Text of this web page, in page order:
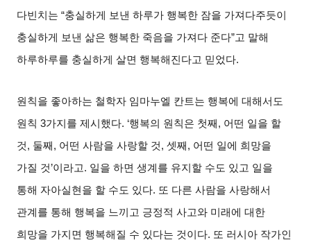
다빈치는 “충실하게 보낸 하루가 행복한 잠을 가져다주듯이
충실하게 보낸 삶은 행복한 죽음을 가져다 준다”고 말해
하루하루를 충실하게 살면 행복해진다고 믿었다.
원칙을 좋아하는 철학자 임마누엘 칸트는 행복에 대해서도
원칙 3가지를 제시했다. ‘행복의 원칙은 첫째 , 어떤 일을 할
것, 둘째 , 어떤 사람을 사랑할 것,셋째 , 어떤 일에 희망을
가질 것’이라고. 일을 하면 생계를 유지할 수도 있고 일을
통해 자아실현을 할 수도 있다. 또 다른 사람을 사랑해서
관계를 통해 행복을 느끼고 긍정적 사고와 미래에 대한
희망을 가지면 행복해질 수 있다는 것이다. 또 러시아 작가인